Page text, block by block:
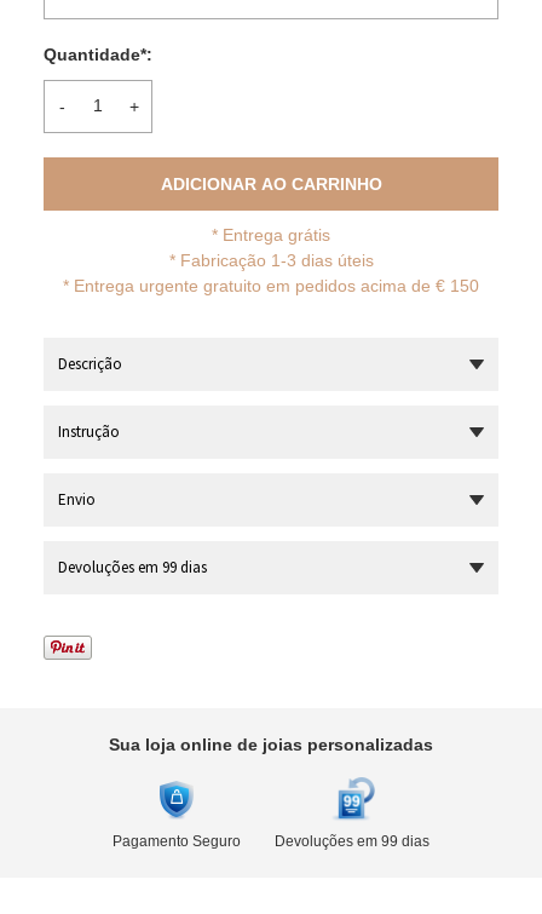
Quantidade*:
- +
ADICIONAR AO CARRINHO
* Entrega grátis
* Fabricação 1-3 dias úteis
* Entrega urgente gratuito em pedidos acima de € 150
Descrição
Instrução
Envio
Devoluções em 99 dias
Sua loja online de joias personalizadas
Pagamento Seguro Devoluções em 99 dias